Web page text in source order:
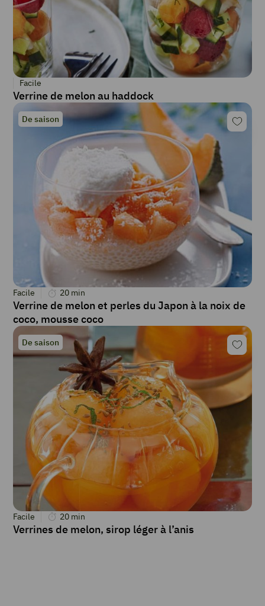
Facile
Verrine de melon au haddock
De saison
Facile 20 min
Verrine de melon et perles du Japon à la noix de
coco, mousse coco
De saison
Facile 20 min
Verrines de melon, sirop léger à l’anis